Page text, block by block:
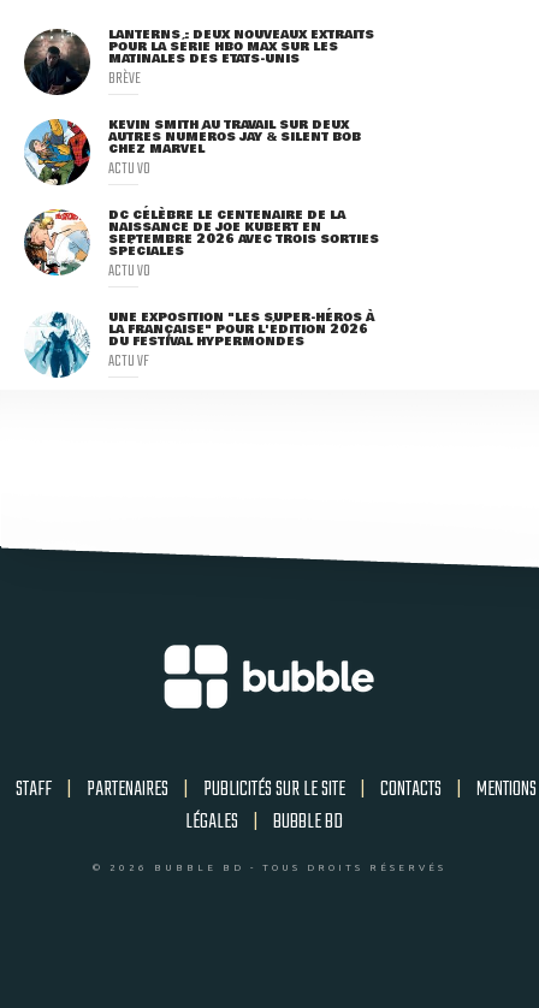
LANTERNS : DEUX NOUVEAUX EXTRAITS
POUR LA SÉRIE HBO MAX SUR LES
MATINALES DES ETATS-UNIS
BRÈVE
KEVIN SMITH AU TRAVAIL SUR DEUX
AUTRES NUMÉROS JAY & SILENT BOB
CHEZ MARVEL
ACTU VO
DC CÉLÈBRE LE CENTENAIRE DE LA
NAISSANCE DE JOE KUBERT EN
SEPTEMBRE 2026 AVEC TROIS SORTIES
SPÉCIALES
ACTU VO
UNE EXPOSITION "LES SUPER-HÉROS À
LA FRANÇAISE" POUR L'ÉDITION 2026
DU FESTIVAL HYPERMONDES
ACTU VF
STAFF | PARTENAIRES | PUBLICITÉS SUR LE SITE | CONTACTS | MENTIONS
LÉGALES | BUBBLE BD
© 2026 BUBBLE BD - TOUS DROITS RÉSERVÉS